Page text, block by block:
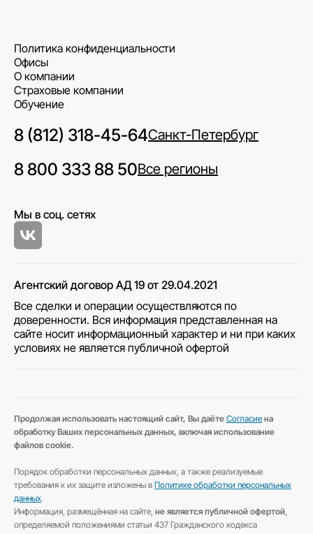
Политика конфиденциальности
Офисы
О компании
Страховые компании
Обучение
8 (812) 318-45-64Санкт-Петербург
8 800 333 88 50Все регионы
Мы в соц. сетях
Агентский договор АД 19 от 29.04.2021
Все сделки и операции осуществляются по
доверенности. Вся информация представленная на
сайте носит информационный характер и ни при каких
условиях не является публичной офертой
Продолжая использовать настоящий сайт, Вы даёте Согласие на
обработку Ваших персональных данных, включая использование
файлов cookie.
Порядок обработки персональных данных, а также реализуемые
требования к их защите изложены в Политике обработки персональных
данных.
Информация, размещённая на сайте, не является публичной офертой
определяемой положениями статьи 437 Гражданского кодекса